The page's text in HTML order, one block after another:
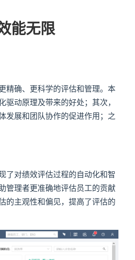
能无限
精确、更科学的评估和管理。本
动原理及带来的好处；其次，
发展和团队协作的促进作用；之
了对绩效评估过程的自动化和智
管理者更准确地评估员工的贡献
的主观性和偏见，提高了评估的